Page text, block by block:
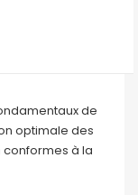
de
optimale des
conformes à la